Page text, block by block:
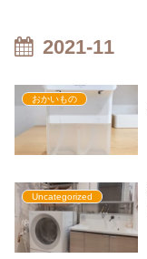
2021-11
おかいもの
Uncategorized